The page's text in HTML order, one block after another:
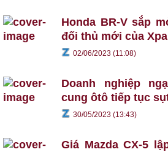
Honda BR-V sắp
đối thủ mới của
02/06/2023 (11:08)
Doanh nghiệp
cung ôtô tiếp tục
30/05/2023 (13:43)
Giá Mazda CX-5